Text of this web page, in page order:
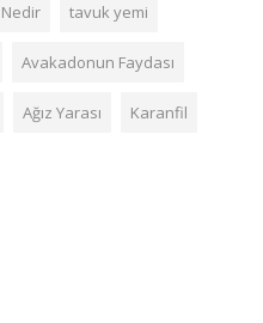
tavuk yemi
Avakadonun Faydası
Ağız Yarası Karanfil